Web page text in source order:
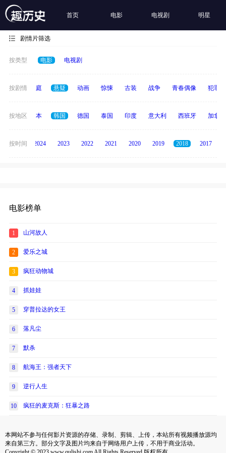
首页 电影 电视剧 明星
剧情片筛选
按类型 电影 电视剧
按剧情
科幻 家庭 悬疑 动画 惊悚 古装 战争 青春偶像 犯罪
按地区
英国 日本 韩国 德国 泰国 印度 意大利 西班牙 加拿大
按时间
2025 2024 2023 2022 2021 2020 2019 2018 2017
电影榜单
1 山河故人
2 爱乐之城
3 疯狂动物城
4 抓娃娃
5 穿普拉达的女王
6 落凡尘
7 默杀
8 航海王：强者天下
9 逆行人生
10 疯狂的麦克斯：狂暴之路
本网站不参与任何影片资源的存储、录制、剪辑、上传，本站所有视频播放源均
来自第三方。部分文字及图片均来自于网络用户上传，不用于商业活动。